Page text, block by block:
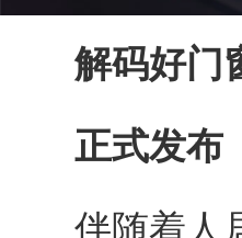
解码好门
正式发布
伴随着人居